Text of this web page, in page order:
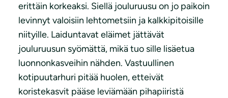
erittäin korkeaksi. Siellä jouluruusu on jo paikoin
levinnyt valoisiin lehtometsiin ja kalkkipitoisille
niityille. Laiduntavat eläimet jättävät
jouluruusun syömättä, mikä tuo sille lisäetua
luonnonkasveihin nähden. Vastuullinen
kotipuutarhuri pitää huolen, etteivät
koristekasvit pääse leviämään pihapiiristä